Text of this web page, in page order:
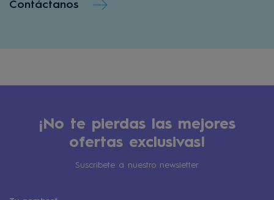
Contáctanos
¡No te pierdas las mejores
ofertas exclusivas!
Suscribete a nuestro newsletter